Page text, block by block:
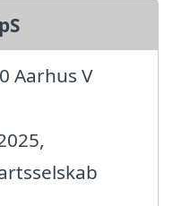
Aarhus V